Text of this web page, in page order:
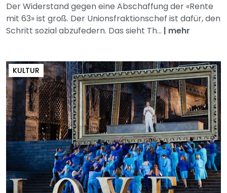
Der Widerstand gegen eine Abschaffung der «Rente
mit 63» ist groß. Der Unionsfraktionschef ist dafür, den
Schritt sozial abzufedern. Das sieht Th... | mehr
KULTUR